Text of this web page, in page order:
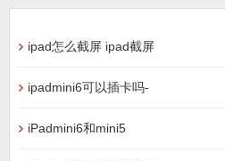
ipad怎么截屏 ipad截屏
ipadmini6可以插卡吗-
iPadmini6和mini5